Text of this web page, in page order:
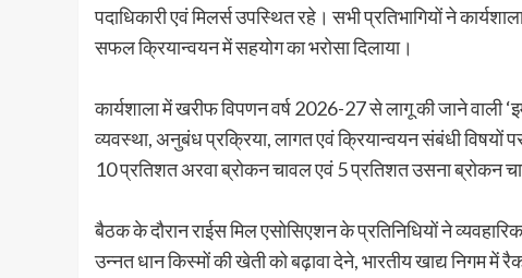
पदाधिकारी एवं मिलर्स उपस्थित रहे। सभी प्रतिभागियों ने
सफल क्रियान्वयन में सहयोग का भरोसा दिलाया।
कार्यशाला में खरीफ विपणन वर्ष 2026-27 से लागू की जाने वाली
व्यवस्था, अनुबंध प्रक्रिया, लागत एवं क्रियान्वयन संबंधी विषयों
10 प्रतिशत अरवा ब्रोकन चावल एवं 5 प्रतिशत उसना ब्रोकन
बैठक के दौरान राईस मिल एसोसिएशन के प्रतिनिधियों ने
उन्नत धान किस्मों की खेती को बढ़ावा देने, भारतीय खाद्य निगम में